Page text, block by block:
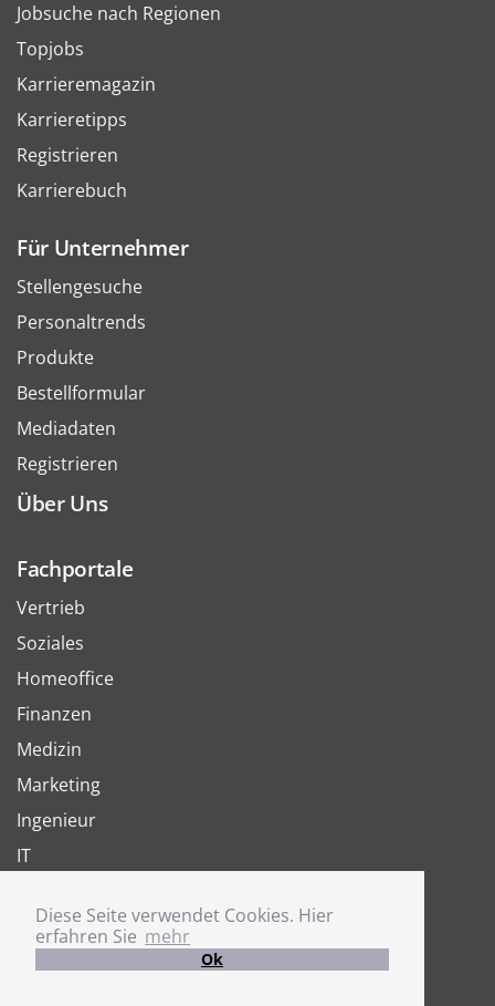
Diese Seite verwendet Cookies. Hier
erfahren Sie mehr
Ok
Jobsuche nach Regionen
Topjobs
Karrieremagazin
Karrieretipps
Registrieren
Karrierebuch
Für Unternehmer
Stellengesuche
Personaltrends
Produkte
Bestellformular
Mediadaten
Registrieren
Über Uns
Fachportale
Vertrieb
Soziales
Homeoffice
Finanzen
Medizin
Marketing
Ingenieur
IT
Joboter